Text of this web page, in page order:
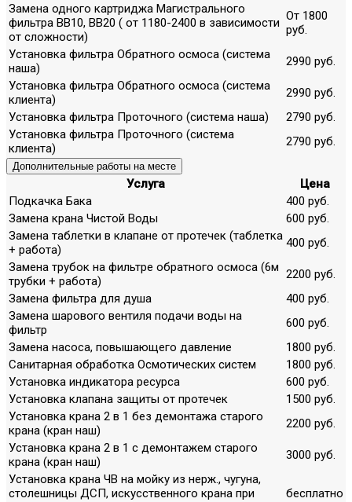
Замена одного картриджа Магистрального
фильтра ВВ10, ВВ20 ( от 1180-2400 в зависимости
от сложности)
От 1800
руб.
Установка фильтра Обратного осмоса (система
наша)
2990 руб.
Установка фильтра Обратного осмоса (система
клиента)
2990 руб.
Установка фильтра Проточного (система наша)
2790 руб.
Установка фильтра Проточного (система
клиента)
2790 руб.
Дополнительные работы на месте
Услуга
Цена
Подкачка Бака
400 руб.
Замена крана Чистой Воды
600 руб.
Замена таблетки в клапане от протечек (таблетка
+ работа)
400 руб.
Замена трубок на фильтре обратного осмоса (6м
трубки + работа)
2200 руб.
Замена фильтра для душа
400 руб.
Замена шарового вентиля подачи воды на
фильтр
600 руб.
Замена насоса, повышающего давление
1800 руб.
Санитарная обработка Осмотических систем
1800 руб.
Установка индикатора ресурса
600 руб.
Установка клапана защиты от протечек
1500 руб.
Установка крана 2 в 1 без демонтажа старого
крана (кран наш)
2200 руб.
Установка крана 2 в 1 с демонтажем старого
крана (кран наш)
3000 руб.
Установка крана ЧВ на мойку из нерж., чугуна,
столешницы ДСП, искусственного крана при
бесплатно